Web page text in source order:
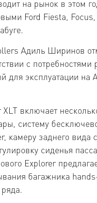
на рынок в этом
Ford Fiesta,
Адиль Ширинов
с потребностями
для эксплуатации
включает
систему
камеру заднего
сиденья
Explorer
багажника